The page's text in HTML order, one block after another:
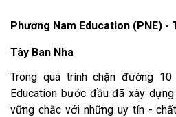
Phương Nam Education (PNE)
Tây Ban Nha
Trong quá trình chặn đường
Education bước đầu đã xây
vững chắc với những uy tín -